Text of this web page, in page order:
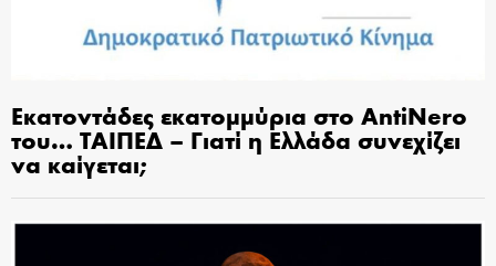
Εκατοντάδες εκατομμύρια στο AntiNero
του… ΤΑΙΠΕΔ – Γιατί η Ελλάδα συνεχίζει
να καίγεται;